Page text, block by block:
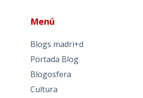
Menú
Blogs madri+d
Portada Blog
Blogosfera
Cultura